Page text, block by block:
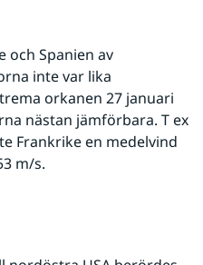
och Spanien av
inte var lika
orkanen 27 januari
nästan jämförbara. T ex
Frankrike en medelvind
m/s.